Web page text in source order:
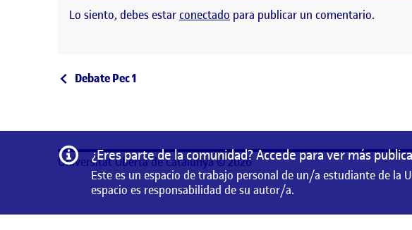
Lo siento, debes estarconectado para publicar un comentario.
Navegación de entradas
Entrada anterior
Debate Pec 1
Información
¿Eres parte de la comunidad? Accede para ver más
Este es un espacio de trabajo personal de un/a estudiante de la
espacio es responsabilidad de su autor/a.
Universitat Oberta de Catalunya © 2026